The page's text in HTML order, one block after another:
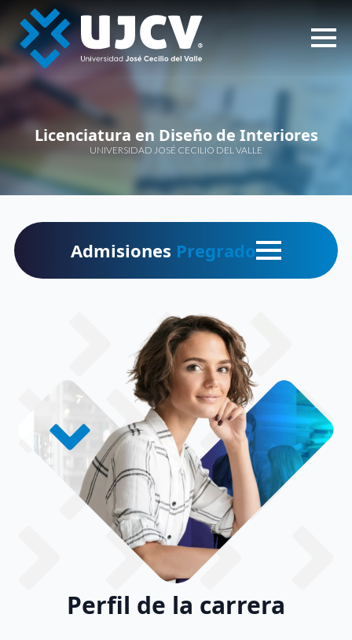
Licenciatura en Diseño de Interiores
UNIVERSIDAD JOSÉ CECILIO DEL VALLE
Admisiones Pregrado
ORIENTACIÓN VOCACIONAL
SOLICITAR MATRÍCULA
Perfil de la carrera